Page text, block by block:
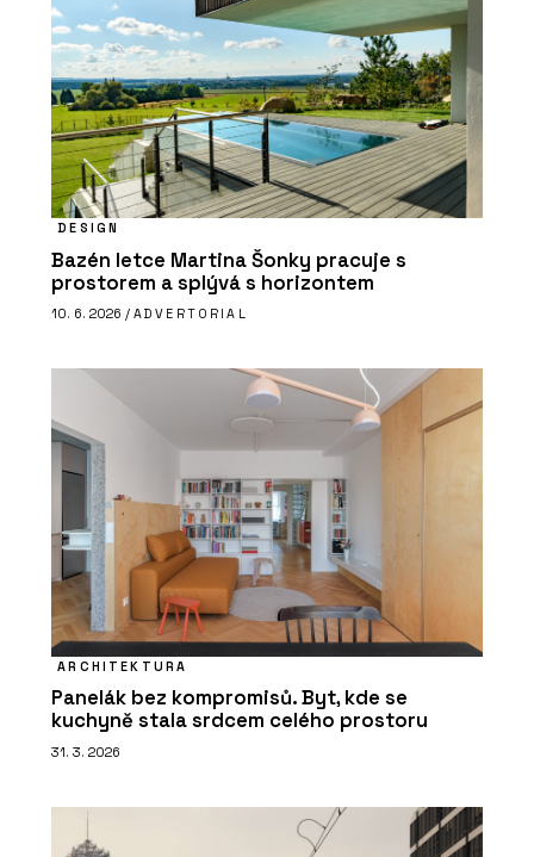
DESIGN
Bazén letce Martina Šonky pracuje s
prostorem a splývá s horizontem
10. 6. 2026 / ADVERTORIAL
ARCHITEKTURA
Panelák bez kompromisů. Byt, kde se
kuchyně stala srdcem celého prostoru
31. 3. 2026